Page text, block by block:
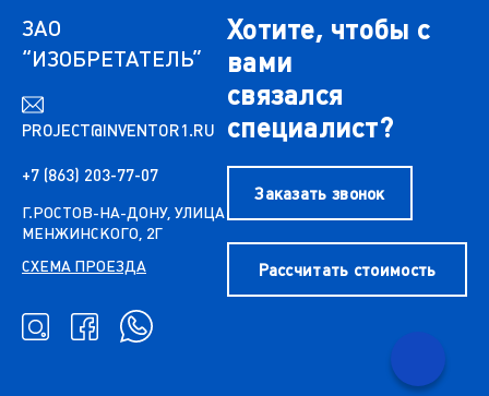
ЗАО
“ИЗОБРЕТАТЕЛЬ”
PROJECT@INVENTOR1.RU
+7 (863) 203-77-07
Г.РОСТОВ-НА-ДОНУ, УЛИЦА
МЕНЖИНСКОГО, 2Г
СХЕМА ПРОЕЗДА
Хотите, чтобы с
вами
связался
специалист?
Заказать звонок
Рассчитать стоимость